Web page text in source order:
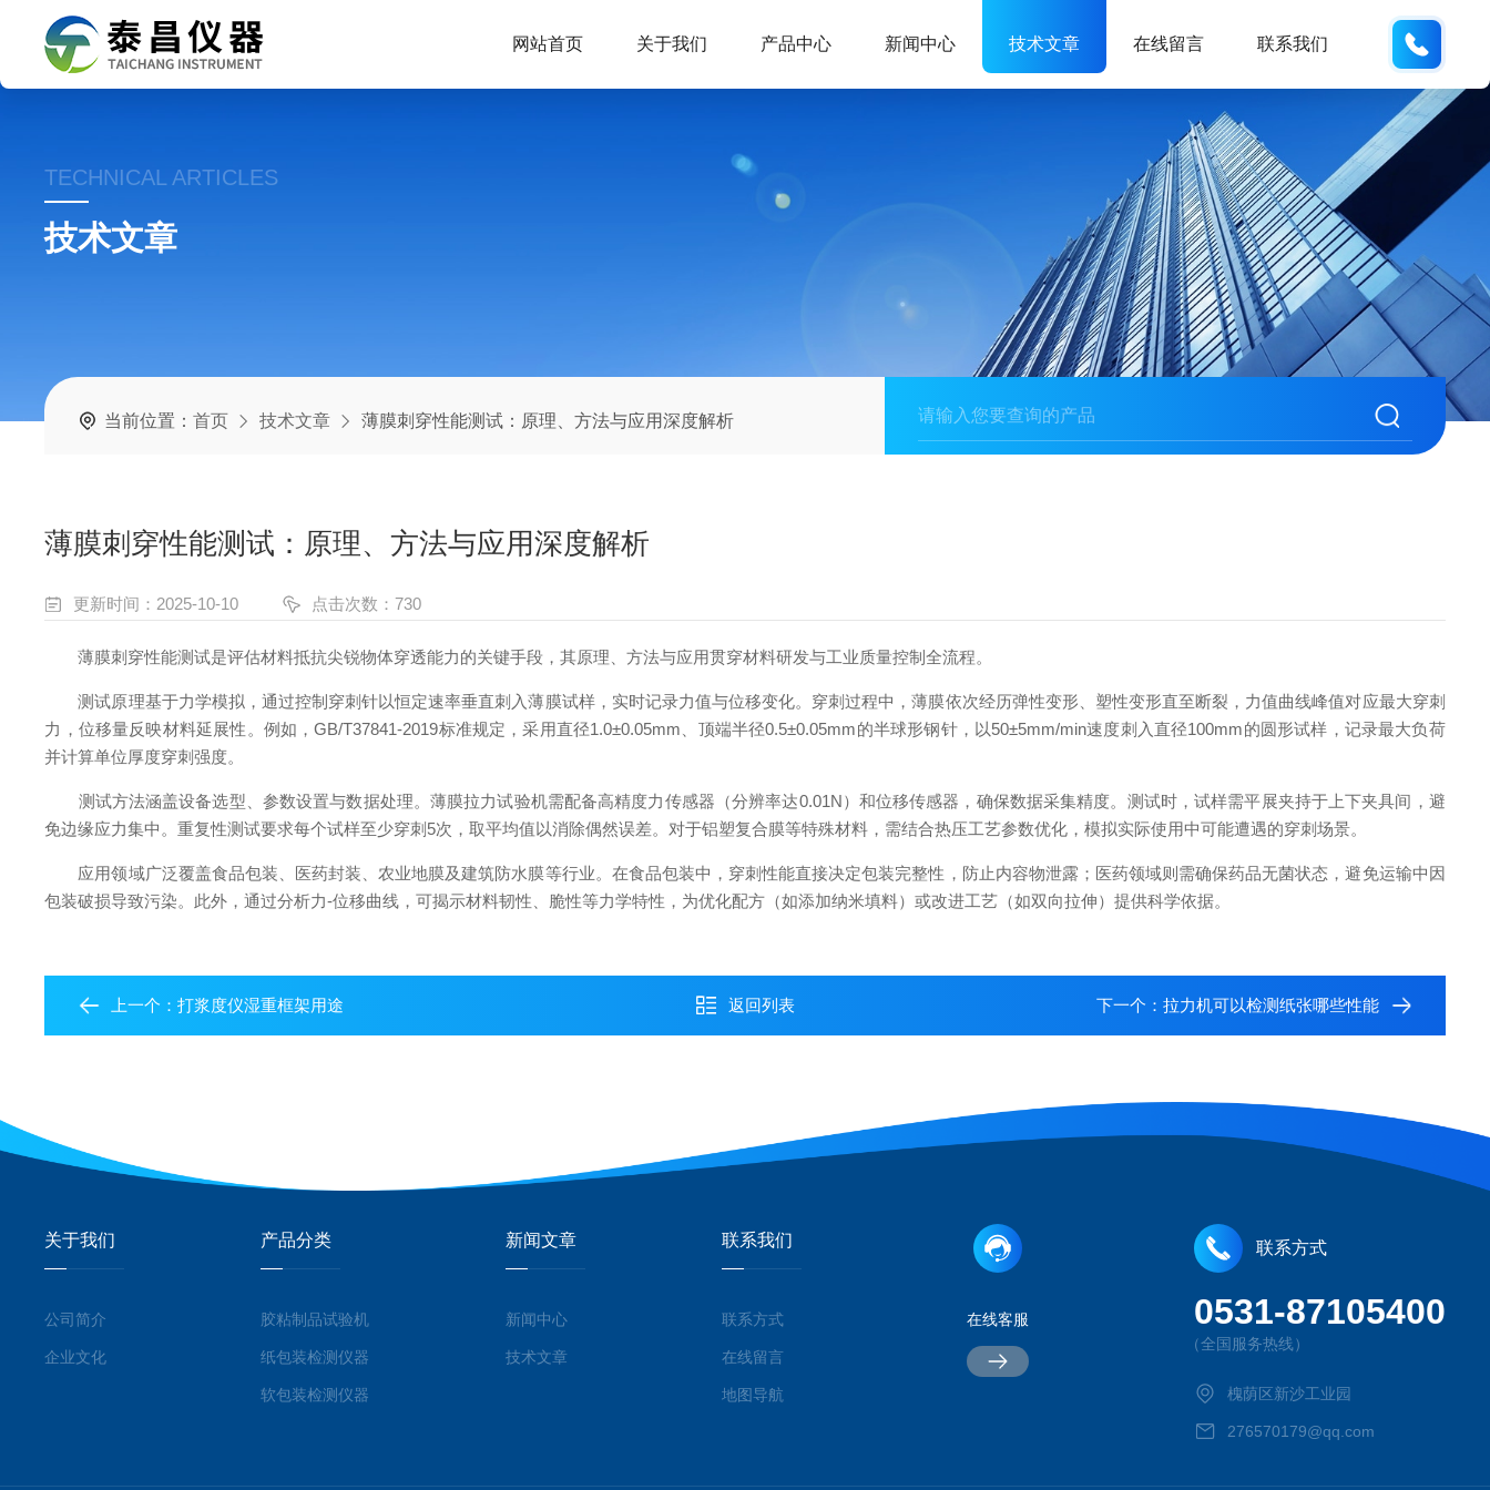
网站首页 关于我们 产品中心 新闻中心 技术文章 在线留言 联系我们
TECHNICAL ARTICLES
技术文章
当前位置：首页 技术文章 薄膜刺穿性能测试：原理、方法与应用深度解析
薄膜刺穿性能测试：原理、方法与应用深度解析
更新时间：2025-10-10 点击次数：730
薄膜刺穿性能测试是评估材料抵抗尖锐物体穿透能力的关键手段，其原理、方法与应用贯穿材料研发与工业质量控制全流程。
测试原理基于力学模拟，通过控制穿刺针以恒定速率垂直刺入薄膜试样，实时记录力值与位移变化。穿刺过程中，薄膜依次经历弹性变形、塑性变形直至断裂，力值曲线峰值对应最大穿刺
力，位移量反映材料延展性。例如，GB/T37841-2019标准规定，采用直径1.0±0.05mm、顶端半径0.5±0.05mm的半球形钢针，以50±5mm/min速度刺入直径100mm的圆形试样，记录最大负荷
并计算单位厚度穿刺强度。
测试方法涵盖设备选型、参数设置与数据处理。薄膜拉力试验机需配备高精度力传感器（分辨率达0.01N）和位移传感器，确保数据采集精度。测试时，试样需平展夹持于上下夹具间，避
免边缘应力集中。重复性测试要求每个试样至少穿刺5次，取平均值以消除偶然误差。对于铝塑复合膜等特殊材料，需结合热压工艺参数优化，模拟实际使用中可能遭遇的穿刺场景。
应用领域广泛覆盖食品包装、医药封装、农业地膜及建筑防水膜等行业。在食品包装中，穿刺性能直接决定包装完整性，防止内容物泄露；医药领域则需确保药品无菌状态，避免运输中因
包装破损导致污染。此外，通过分析力-位移曲线，可揭示材料韧性、脆性等力学特性，为优化配方（如添加纳米填料）或改进工艺（如双向拉伸）提供科学依据。
上一个：打浆度仪湿重框架用途 返回列表 下一个： 拉力机可以检测纸张哪些性能
关于我们
公司简介
企业文化
产品分类
胶粘制品试验机
纸包装检测仪器
软包装检测仪器
新闻文章
新闻中心
技术文章
联系我们
联系方式
在线留言
地图导航
在线客服
联系方式
0531-87105400
（全国服务热线）
槐荫区新沙工业园
276570179@qq.com